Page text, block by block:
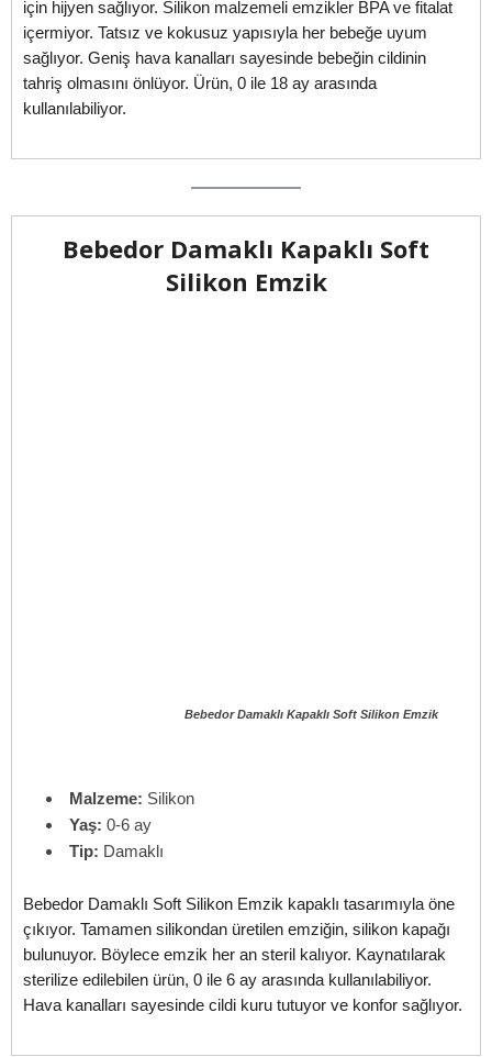
için hijyen sağlıyor. Silikon malzemeli emzikler BPA ve fitalat
içermiyor. Tatsız ve kokusuz yapısıyla her bebeğe uyum
sağlıyor. Geniş hava kanalları sayesinde bebeğin cildinin
tahriş olmasını önlüyor. Ürün, 0 ile 18 ay arasında
kullanılabiliyor.
Bebedor Damaklı Kapaklı Soft
Silikon Emzik
Bebedor Damaklı Kapaklı Soft Silikon Emzik
Malzeme: Silikon
Yaş: 0-6 ay
Tip: Damaklı
Bebedor Damaklı Soft Silikon Emzik kapaklı tasarımıyla öne
çıkıyor. Tamamen silikondan üretilen emziğin, silikon kapağı
bulunuyor. Böylece emzik her an steril kalıyor. Kaynatılarak
sterilize edilebilen ürün, 0 ile 6 ay arasında kullanılabiliyor.
Hava kanalları sayesinde cildi kuru tutuyor ve konfor sağlıyor.